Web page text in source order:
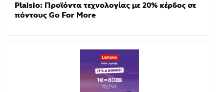
Plaisio: Προϊόντα τεχνολογίας με 20% κέρδος σε
πόντους Go For More